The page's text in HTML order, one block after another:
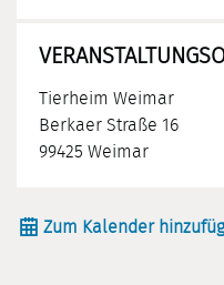
Tierheim Weimar
Berkaer Straße 16
99425 Weimar
Zum Kalender